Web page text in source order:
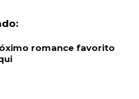
romance favorito